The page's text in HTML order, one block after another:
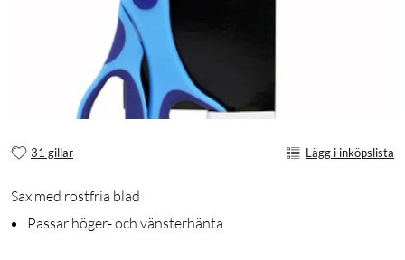
31 gillar Lägg i inköpslista
Sax med rostfria blad
Passar höger- och vänsterhänta